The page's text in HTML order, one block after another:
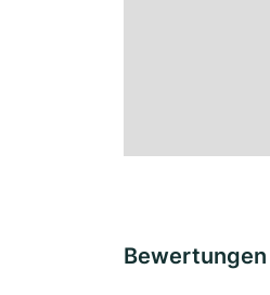
Bewertungen